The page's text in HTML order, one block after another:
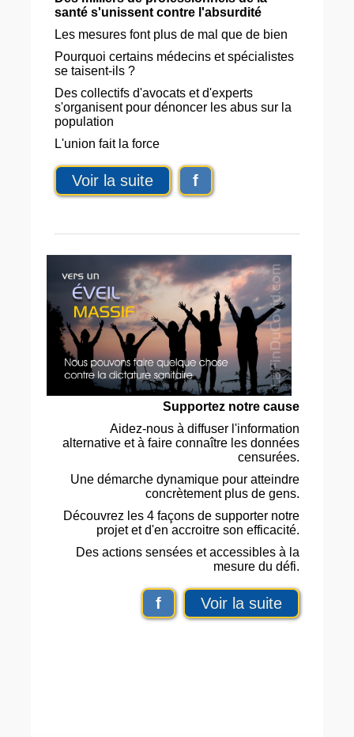
santé s'unissent contre l'absurdité
Les mesures font plus de mal que de bien
Pourquoi certains médecins et spécialistes
se taisent-ils ?
Des collectifs d'avocats et d'experts
s'organisent pour dénoncer les abus sur la
population
L'union fait la force
Voir la suite f
Supportez notre cause
Aidez-nous à diffuser l'information
alternative et à faire connaître les données
censurées.
Une démarche dynamique pour atteindre
concrètement plus de gens.
Découvrez les 4 façons de supporter notre
projet et d'en accroitre son efficacité.
Des actions sensées et accessibles à la
mesure du défi.
f Voir la suite